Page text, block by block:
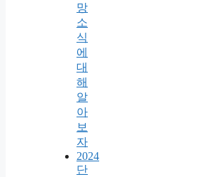
망
소
식
에
대
해
알
아
보
자
2024
단